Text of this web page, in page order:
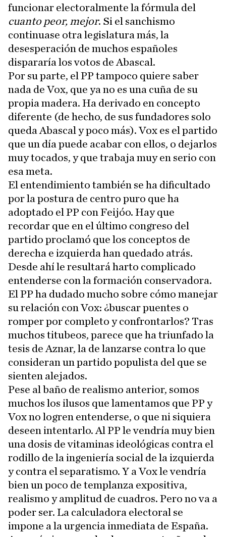
funcionar electoralmente la fórmula del
cuanto peor, mejor. Si el sanchismo
continuase otra legislatura más, la
desesperación de muchos españoles
dispararía los votos de Abascal.
Por su parte, el PP tampoco quiere saber
nada de Vox, que ya no es una cuña de su
propia madera. Ha derivado en concepto
diferente (de hecho, de sus fundadores solo
queda Abascal y poco más). Vox es el partido
que un día puede acabar con ellos, o dejarlos
muy tocados, y que trabaja muy en serio con
esa meta.
El entendimiento también se ha dificultado
por la postura de centro puro que ha
adoptado el PP con Feijóo. Hay que
recordar que en el último congreso del
partido proclamó que los conceptos de
derecha e izquierda han quedado atrás.
Desde ahí le resultará harto complicado
entenderse con la formación conservadora.
El PP ha dudado mucho sobre cómo manejar
su relación con Vox: ¿buscar puentes o
romper por completo y confrontarlos? Tras
muchos titubeos, parece que ha triunfado la
tesis de Aznar, la de lanzarse contra lo que
consideran un partido populista del que se
sienten alejados.
Pese al baño de realismo anterior, somos
muchos los ilusos que lamentamos que PP y
Vox no logren entenderse, o que ni siquiera
deseen intentarlo. Al PP le vendría muy bien
una dosis de vitaminas ideológicas contra el
rodillo de la ingeniería social de la izquierda
y contra el separatismo. Y a Vox le vendría
bien un poco de templanza expositiva,
realismo y amplitud de cuadros. Pero no va a
poder ser. La calculadora electoral se
impone a la urgencia inmediata de España.